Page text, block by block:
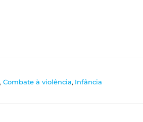
, Combate à violência, Infância